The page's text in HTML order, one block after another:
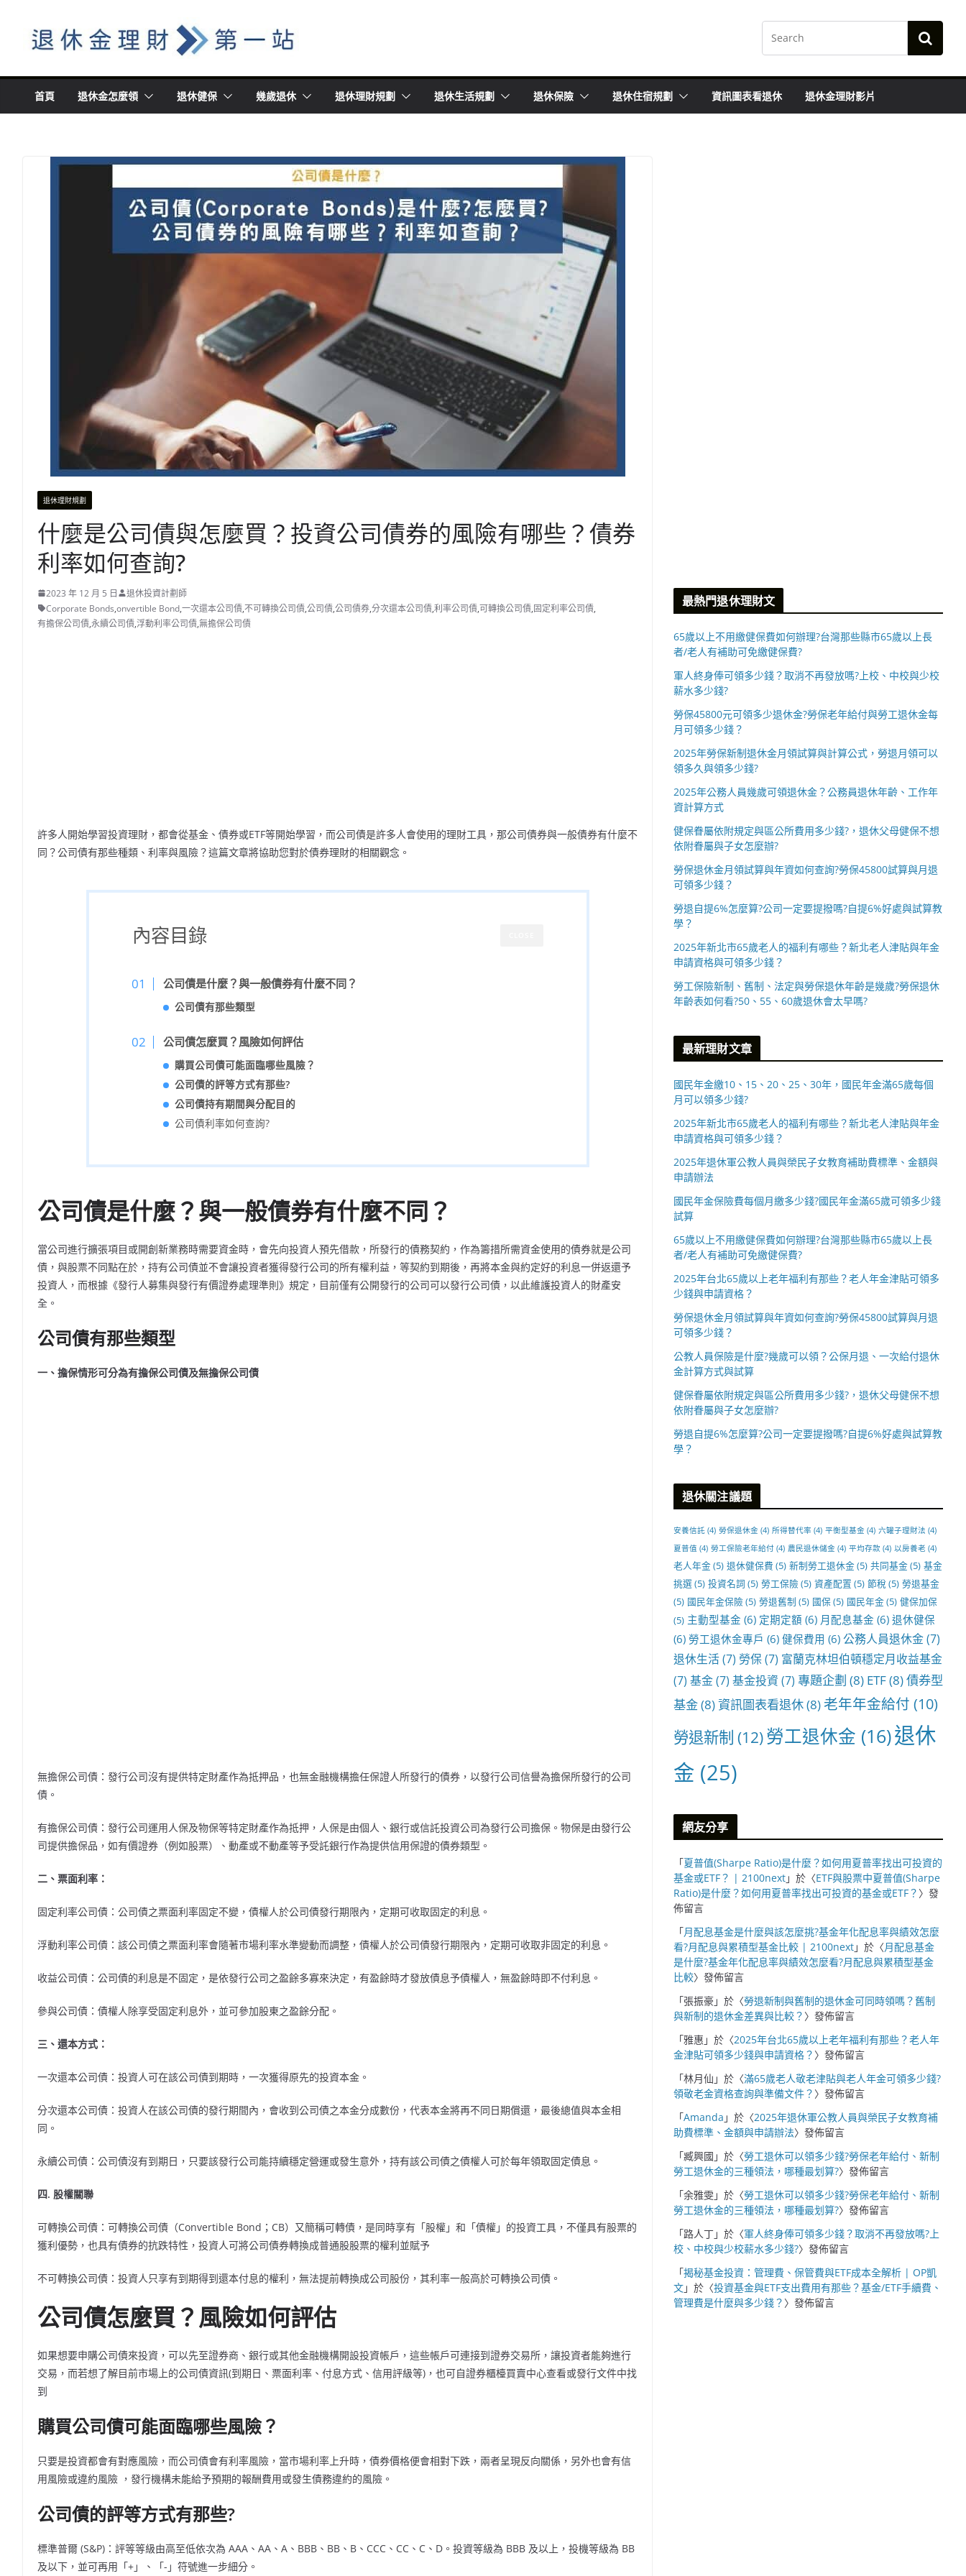
content
首頁 退休金怎麼領 退休健保 幾歲退休 退休理財規劃 退休生活規劃 退休保險 退休住宿規劃 資訊圖表看退休 退休金理財影片
退休理財規劃
什麼是公司債與怎麼買？投資公司債券的風險有哪些？債券
利率如何查詢?
2023 年 12 月 5 日
退休投資計劃師
Corporate Bonds,onvertible Bond,一次還本公司債,不可轉換公司債,公司債,公司債券,分次還本公司債,利率公司債,可轉換公司債,固定利率公司債,
有擔保公司債,永續公司債,浮動利率公司債,無擔保公司債
許多人開始學習投資理財，都會從基金、債券或ETF等開始學習，而公司債是許多人會使用的理財工具，那公司債券與一般債券有什麼不
同？公司債有那些種類、利率與風險？這篇文章將協助您對於債券理財的相關觀念。
內容目錄
公司債是什麼？與一般債券有什麼不同？
公司債有那些類型
公司債怎麼買？風險如何評估
購買公司債可能面臨哪些風險？
公司債的評等方式有那些?
公司債持有期間與分配目的
公司債利率如何查詢?
公司債是什麼？與一般債券有什麼不同？
當公司進行擴張項目或開創新業務時需要資金時，會先向投資人預先借款，所發行的債務契約，作為籌措所需資金使用的債券就是公司
債，與股票不同點在於，持有公司債並不會讓投資者獲得發行公司的所有權利益，等契約到期後，再將本金與約定好的利息一併返還予
投資人，而根據《發行人募集與發行有價證券處理準則》規定，目前僅有公開發行的公司可以發行公司債，以此維護投資人的財產安
全。
公司債有那些類型
一、擔保情形可分為有擔保公司債及無擔保公司債
無擔保公司債：發行公司沒有提供特定財產作為抵押品，也無金融機構擔任保證人所發行的債券，以發行公司信譽為擔保所發行的公司
債。
有擔保公司債：發行公司運用人保及物保等特定財產作為抵押，人保是由個人、銀行或信託投資公司為發行公司擔保。物保是由發行公
司提供擔保品，如有價證券（例如股票）、動產或不動產等予受託銀行作為提供信用保證的債券類型。
二、票面利率：
固定利率公司債：公司債之票面利率固定不變，債權人於公司債發行期限內，定期可收取固定的利息。
浮動利率公司債：該公司債之票面利率會隨著市場利率水準變動而調整，債權人於公司債發行期限內，定期可收取非固定的利息。
收益公司債：公司債的利息是不固定，是依發行公司之盈餘多寡來決定，有盈餘時才發放債息予債權人，無盈餘時即不付利息。
參與公司債：債權人除享受固定利息外，並可參加股東之盈餘分配。
三、還本方式：
一次還本公司債：投資人可在該公司債到期時，一次獲得原先的投資本金。
分次還本公司債：投資人在該公司債的發行期間內，會收到公司債之本金分成數份，代表本金將再不同日期償還，最後總值與本金相
同。
永續公司債：公司債沒有到期日，只要該發行公司能持續穩定營運或發生意外，持有該公司債之債權人可於每年領取固定債息。
四. 股權關聯
可轉換公司債：可轉換公司債（Convertible Bond；CB）又簡稱可轉債，是同時享有「股權」和「債權」的投資工具，不僅具有股票的
獲利優勢，也具有債券的抗跌特性，投資人可將公司債券轉換成普通股股票的權利並賦予
不可轉換公司債：投資人只享有到期得到還本付息的權利，無法提前轉換成公司股份，其利率一般高於可轉換公司債。
公司債怎麼買？風險如何評估
如果想要申購公司債來投資，可以先至證券商、銀行或其他金融機構開設投資帳戶，這些帳戶可連接到證券交易所，讓投資者能夠進行
交易，而若想了解目前市場上的公司債資訊(到期日、票面利率、付息方式、信用評級等)，也可自證券櫃檯買賣中心查看或發行文件中找
到
購買公司債可能面臨哪些風險？
只要是投資都會有對應風險，而公司債會有利率風險，當市場利率上升時，債券價格便會相對下跌，兩者呈現反向關係，另外也會有信
用風險或違約風險 ，發行機構未能給予預期的報酬費用或發生債務違約的風險。
公司債的評等方式有那些?
標準普爾 (S&P)：評等等級由高至低依次為 AAA、AA、A、BBB、BB、B、CCC、CC、C、D。投資等級為 BBB 及以上，投機等級為 BB
及以下，並可再用「+」、「-」符號進一步細分。
最熱門退休理財文
65歲以上不用繳健保費如何辦理?台灣那些縣市65歲以上長
者/老人有補助可免繳健保費?
軍人終身俸可領多少錢？取消不再發放嗎?上校、中校與少校
薪水多少錢?
勞保45800元可領多少退休金?勞保老年給付與勞工退休金每
月可領多少錢？
2025年勞保新制退休金月領試算與計算公式，勞退月領可以
領多久與領多少錢?
2025年公務人員幾歲可領退休金？公務員退休年齡、工作年
資計算方式
健保眷屬依附規定與區公所費用多少錢?，退休父母健保不想
依附眷屬與子女怎麼辦?
勞保退休金月領試算與年資如何查詢?勞保45800試算與月退
可領多少錢？
勞退自提6%怎麼算?公司一定要提撥嗎?自提6%好處與試算教
學？
2025年新北市65歲老人的福利有哪些？新北老人津貼與年金
申請資格與可領多少錢？
勞工保險新制、舊制、法定與勞保退休年齡是幾歲?勞保退休
年齡表如何看?50、55、60歲退休會太早嗎?
最新理財文章
國民年金繳10、15、20、25、30年，國民年金滿65歲每個
月可以領多少錢?
2025年新北市65歲老人的福利有哪些？新北老人津貼與年金
申請資格與可領多少錢？
2025年退休軍公教人員與榮民子女教育補助費標準、金額與
申請辦法
國民年金保險費每個月繳多少錢?國民年金滿65歲可領多少錢
試算
65歲以上不用繳健保費如何辦理?台灣那些縣市65歲以上長
者/老人有補助可免繳健保費?
2025年台北65歲以上老年福利有那些？老人年金津貼可領多
少錢與申請資格？
勞保退休金月領試算與年資如何查詢?勞保45800試算與月退
可領多少錢？
公教人員保險是什麼?幾歲可以領？公保月退、一次給付退休
金計算方式與試算
健保眷屬依附規定與區公所費用多少錢?，退休父母健保不想
依附眷屬與子女怎麼辦?
勞退自提6%怎麼算?公司一定要提撥嗎?自提6%好處與試算教
學？
退休關注議題
安養信託 (4) 勞保退休金 (4) 所得替代率 (4) 平衡型基金 (4) 六罐子理財法 (4)
夏普值 (4) 勞工保險老年給付 (4) 農民退休儲金 (4) 平均存款 (4) 以房養老 (4)
老人年金(5) 退休健保費 (5) 新制勞工退休金(5) 共同基金(5) 基金
挑選 (5) 投資名詞 (5) 勞工保險 (5) 資產配置 (5) 節稅 (5) 勞退基金
(5) 國民年金保險 (5) 勞退舊制 (5) 國保(5) 國民年金(5) 健保加保
(5) 主動型基金 (6) 定期定額 (6) 月配息基金 (6) 退休健保
(6) 勞工退休金專戶 (6) 健保費用 (6) 公務人員退休金(7)
退休生活(7) 勞保(7) 富蘭克林坦伯頓穩定月收益基金
(7) 基金(7) 基金投資 (7) 專題企劃 (8) ETF(8)債券型
基金(8)資訊圖表看退休(8)老年年金給付 (10)
勞退新制 (12)勞工退休金 (16)退休
金 (25)
網友分享
「夏普值(Sharpe Ratio)是什麼？如何用夏普率找出可投資的
基金或ETF？ | 2100next」於〈ETF與股票中夏普值(Sharpe
Ratio)是什麼？如何用夏普率找出可投資的基金或ETF？ 〉發
佈留言
「月配息基金是什麼與該怎麼挑?基金年化配息率與績效怎麼
看?月配息與累積型基金比較 | 2100next」於〈月配息基金
是什麼?基金年化配息率與績效怎麼看?月配息與累積型基金
比較〉發佈留言
「張振豪」於〈勞退新制與舊制的退休金可同時領嗎？舊制
與新制的退休金差異與比較？ 〉發佈留言
「雅惠 」於〈2025年台北65歲以上老年福利有那些？老人年
金津貼可領多少錢與申請資格？ 〉發佈留言
「林月仙 」於〈滿65歲老人敬老津貼與老人年金可領多少錢?
領敬老金資格查詢與準備文件？ 〉發佈留言
「Amanda 」於〈2025年退休軍公教人員與榮民子女教育補
助費標準、金額與申請辦法〉發佈留言
「臧興國 」於〈勞工退休可以領多少錢?勞保老年給付、新制
勞工退休金的三種領法，哪種最划算?〉發佈留言
「余雅雯」於〈勞工退休可以領多少錢?勞保老年給付、新制
勞工退休金的三種領法，哪種最划算?〉發佈留言
「路人丁」於〈軍人終身俸可領多少錢？取消不再發放嗎?上
校、中校與少校薪水多少錢?〉發佈留言
「揭秘基金投資：管理費、保管費與ETF成本全解析 | OP凱
文」於〈投資基金與ETF支出費用有那些？基金/ETF手續費、
管理費是什麼與多少錢？ 〉發佈留言